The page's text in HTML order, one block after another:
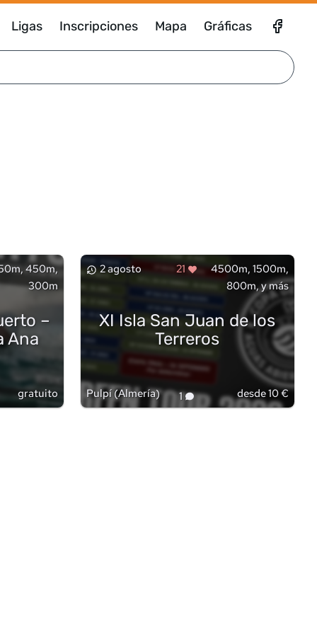
Ligas Inscripciones Mapa Gráficas
450m,
300m
–
Ana
gratuito
2 agosto 21
4500m, 1500m,
800m, y más
XI Isla San Juan de los
Terreros
Pulpí(Almería) 1 desde 10 €